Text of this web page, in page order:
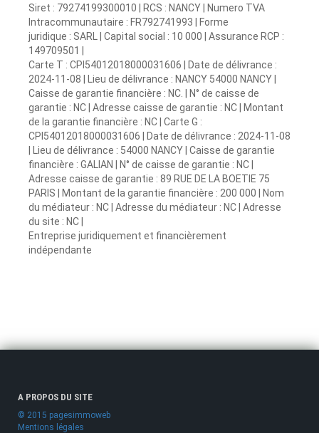
Siret : 79274199300010 | RCS : NANCY | Numero TVA
Intracommunautaire : FR792741993 | Forme
juridique : SARL | Capital social : 10 000 | Assurance RCP :
149709501 |
Carte T : CPI54012018000031606 | Date de délivrance :
2024-11-08 | Lieu de délivrance : NANCY 54000 NANCY |
Caisse de garantie financière : NC. | N° de caisse de
garantie : NC | Adresse caisse de garantie : NC | Montant
de la garantie financière : NC | Carte G :
CPI54012018000031606 | Date de délivrance : 2024-11-08
| Lieu de délivrance : 54000 NANCY | Caisse de garantie
financière : GALIAN | N° de caisse de garantie : NC |
Adresse caisse de garantie : 89 RUE DE LA BOETIE 75
PARIS | Montant de la garantie financière : 200 000 | Nom
du médiateur : NC | Adresse du médiateur : NC | Adresse
du site : NC |
Entreprise juridiquement et financièrement
indépendante
A PROPOS DU SITE
© 2015 pagesimmoweb
Mentions légales